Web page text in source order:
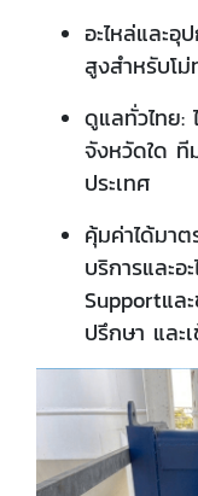
อะไหล่และ
สูงสำหรับโ
ดูแลทั่วไทย:
จังหวัดใด ที
ประเทศ
คุ้มค่าได้มา
บริการและ
Supportแล
ปรึกษา และ